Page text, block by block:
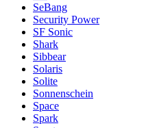
SeBang
Security Power
SF Sonic
Shark
Sibbear
Solaris
Solite
Sonnenschein
Space
Spark